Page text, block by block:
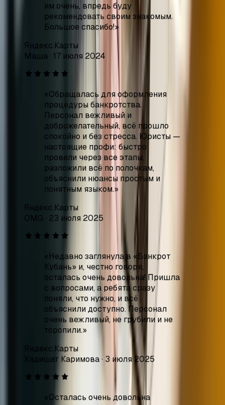
«Обращалась для оформления
процедуры банкротства.
Персонал вежливый и
доброжелательный, всё прошло
спокойно и без стресса. Юристы —
настоящие профи: быстро
провели через все этапы,
разложили всё по полочкам,
объяснили нюансы простым и
понятным языком.»
Яндекс.Карты
·23 июля 2025
«Недавно заглянула в «Банкрот
Кубань» и, честно говоря,
осталась очень довольна! Пришла
с вопросами, а ребята сразу
поняли, что нужно, и всё
объяснили доступно. Персонал
очень вежливый, не грубили и не
торопили.»
Яндекс.Карты
Хадишат Каримова·3 июля 2025
«Осталась очень довольна
качеством юридических услуг,
предоставляемых фирмой
«Банкрот Кубань». Команда
специалистов оказала огромную
помощь в решении юридических
вопросов. Были внимательны к